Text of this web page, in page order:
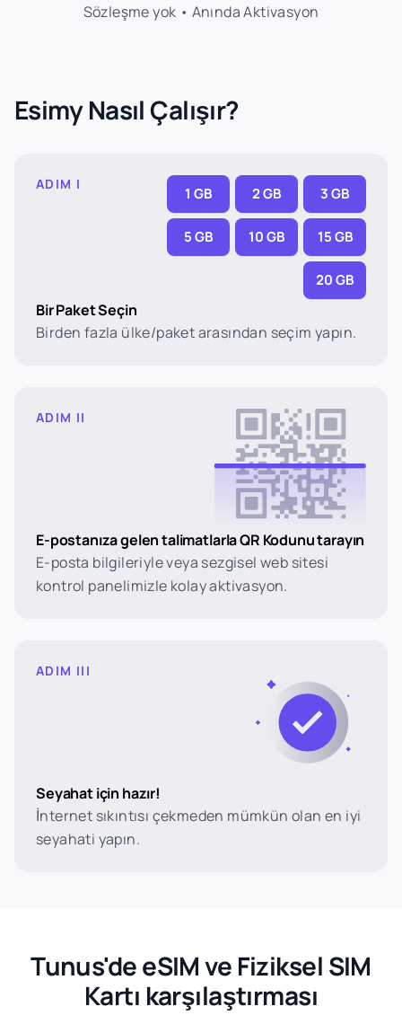
Sözleşme yok • Anında Aktivasyon
Esimy Nasıl Çalışır?
ADIM I
1 GB 2 GB 3 GB
5 GB 10 GB 15 GB
20 GB
Bir Paket Seçin
Birden fazla ülke/paket arasından seçim yapın.
ADIM II
E-postanıza gelen talimatlarla QR Kodunu tarayın
E-posta bilgileriyle veya sezgisel web sitesi
kontrol panelimizle kolay aktivasyon.
ADIM III
Seyahat için hazır!
İnternet sıkıntısı çekmeden mümkün olan en iyi
seyahati yapın.
Tunus'de eSIM ve Fiziksel SIM
Kartı karşılaştırması